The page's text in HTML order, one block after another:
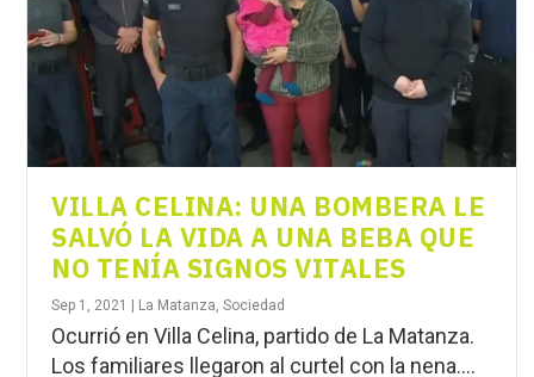
VILLA CELINA: UNA BOMBERA LE
SALVÓ LA VIDA A UNA BEBA QUE
NO TENÍA SIGNOS VITALES
Sep 1, 2021 | La Matanza ,Sociedad
Ocurrió en Villa Celina, partido de La Matanza.
Los familiares llegaron al curtel con la nena....